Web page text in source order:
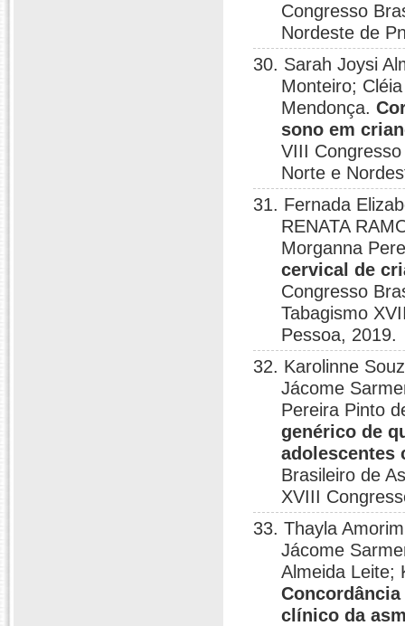
Congresso
Nordeste de
30. Sarah Joysi
Monteiro;
Mendonça.
sono em
VIII
Norte e
31. Fernada
RENATA
Morganna
cervical de
Congresso
Tabagismo
Pessoa, 2019.
32. Karolinne
Jácome
Pereira Pinto
genérico de
adolescentes
Brasileiro de
XVIII
33. Thayla
Jácome
Almeida Leite;
clínico da